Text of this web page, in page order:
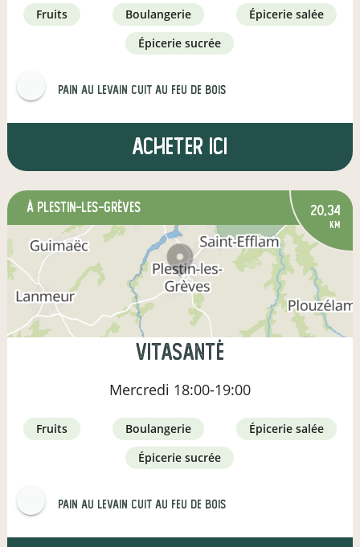
fruits boulangerie
épicerie salée
épicerie sucrée
Pain au levain Cuit au feu de bois
Acheter ici
à Plestin-les-Grèves 20,34
km
Vitasanté
Mercredi 18:00-19:00
fruits boulangerie
épicerie salée
épicerie sucrée
Pain au levain Cuit au feu de bois